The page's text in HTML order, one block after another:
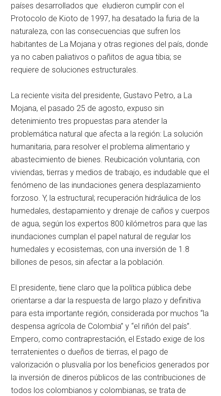
países desarrollados que eludieron cumplir con el
Protocolo de Kioto de 1997, ha desatado la furia de la
naturaleza, con las consecuencias que sufren los
habitantes de La Mojana y otras regiones del país, donde
ya no caben paliativos o pañitos de agua tibia; se
requiere de soluciones estructurales.
La reciente visita del presidente, Gustavo Petro, a La
Mojana, el pasado 25 de agosto, expuso sin
detenimiento tres propuestas para atender la
problemática natural que afecta a la región: La solución
humanitaria, para resolver el problema alimentario y
abastecimiento de bienes. Reubicación voluntaria, con
viviendas, tierras y medios de trabajo, es indudable que el
fenómeno de las inundaciones genera desplazamiento
forzoso. Y, la estructural; recuperación hidráulica de los
humedales, destapamiento y drenaje de caños y cuerpos
de agua, según los expertos 800 kilómetros para que las
inundaciones cumplan el papel natural de regular los
humedales y ecosistemas, con una inversión de 1.8
billones de pesos, sin afectar a la población.
El presidente, tiene claro que la política pública debe
orientarse a dar la respuesta de largo plazo y definitiva
para esta importante región, considerada por muchos “la
despensa agrícola de Colombia” y “el riñón del país”.
Empero, como contraprestación, el Estado exige de los
terratenientes o dueños de tierras, el pago de
valorización o plusvalía por los beneficios generados por
la inversión de dineros públicos de las contribuciones de
todos los colombianos y colombianas, se trata de